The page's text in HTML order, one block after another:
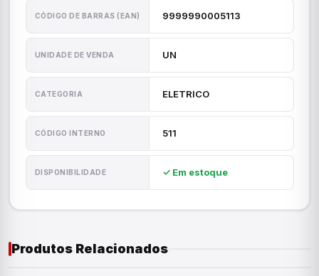
CÓDIGO DE BARRAS (EAN) 9999990005113
UNIDADE DE VENDA UN
CATEGORIA ELETRICO
CÓDIGO INTERNO 511
DISPONIBILIDADE ✓ Em estoque
Produtos Relacionados